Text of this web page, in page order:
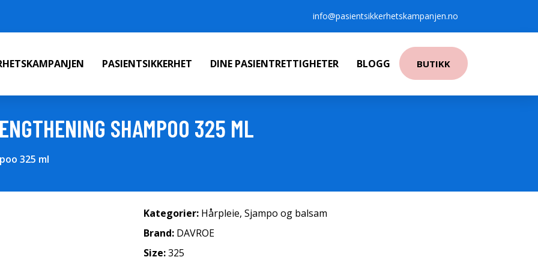
info@pasientsikkerhetskampanjen.no
PASIENTSIKKERHET DINE PASIENTRETTIGHETER BLOGG BUTIKK
SHAMPOO 325 ML
325 ml
Kategorier: Hårpleie, Sjampo og balsam
Brand: DAVROE
Size:325